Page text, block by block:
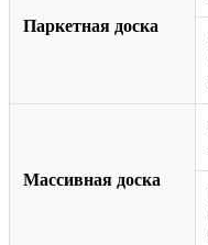
Паркетная доска
Массивная доска